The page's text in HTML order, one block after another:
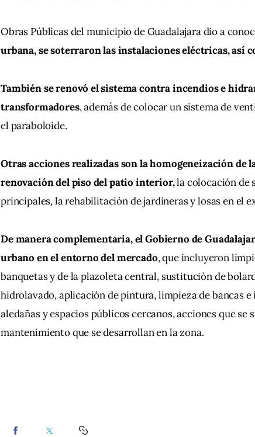
Obras Públicas del municipio de Guadalajara dio a
urbana, se soterraron las instalaciones eléctricas, así
También se renovó el sistema contra incendios e
transformadores, además de colocar un sistema de
el paraboloide.
Otras acciones realizadas son la homogeneización de
renovación del piso del patio interior, la colocación de
principales, la rehabilitación de jardineras y losas en el
De manera complementaria, el Gobierno de
urbano en el entorno del mercado, que incluyeron
banquetas y de la plazoleta central, sustitución de
hidrolavado, aplicación de pintura, limpieza de bancas
aledañas y espacios públicos cercanos, acciones que se
mantenimiento que se desarrollan en la zona.